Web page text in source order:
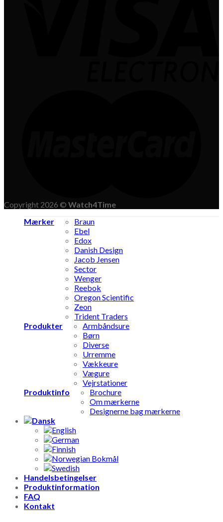
Copyright 2026 © Watch4Time
Mærker
Braun
Ebel
Edox
Danish Design
Jacob Jensen
Sector
Wenger
Reebok
Oregon Scientific
Zeon
Trident Traders
Produkter
Armbåndsure
Børn
Diverse
Urremme
Vækkeure
Vægure
Vejrstationer
Produktinfo
Brochure
Om mærkerne
Designerne bag mærkerne
Handelsbetingelser
Produktinformation
FAQ
Kontakt